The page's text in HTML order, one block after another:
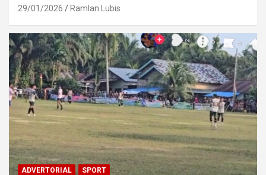
29/01/2026 Ramlan Lubis
ADVERTORIAL SPORT